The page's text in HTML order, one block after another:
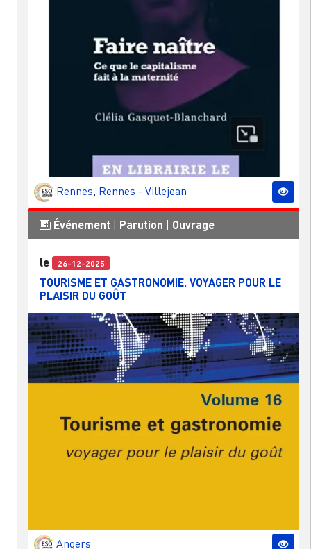
Rennes, Rennes - Villejean
Événement Parution Ouvrage
le 26-12-2025
TOURISME ET GASTRONOMIE. VOYAGER POUR LE
PLAISIR DU GOÛT
Angers